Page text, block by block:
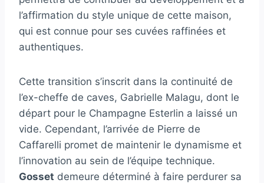
l’affirmation du style unique de cette maison,
qui est connue pour ses cuvées raffinées et
authentiques.
Cette transition s’inscrit dans la continuité de
l’ex-cheffe de caves, Gabrielle Malagu, dont le
départ pour le Champagne Esterlin a laissé un
vide. Cependant, l’arrivée de Pierre de
Caffarelli promet de maintenir le dynamisme et
l’innovation au sein de l’équipe technique.
Gosset demeure déterminé à faire perdurer sa